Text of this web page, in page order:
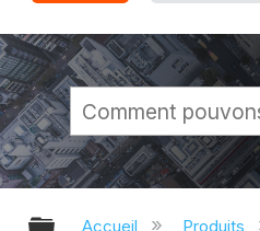
Accueil Produits